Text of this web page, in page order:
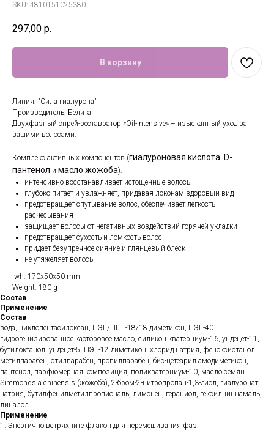
SKU: 4810151025380
297,00 р.
В корзину
Линия: "Сила гиалурона"
Производитель: Белита
Двухфазный спрей-реставратор «Oil-Intensive» – изысканный уход за
вашими волосами.
Комплекс активных компонентов (гиалуроновая кислота, D-
пантенол и масло жожоба):
интенсивно восстанавливает истощенные волосы
глубоко питает и увлажняет, придавая локонам здоровый вид
предотвращает спутывание волос, обеспечивает легкость
расчесывания
защищает волосы от негативных воздействий горячей укладки
предотвращает сухость и ломкость волос
придает безупречное сияние и глянцевый блеск
не утяжеляет волосы
lwh: 170x50x50 mm
Weight: 180 g
Состав
Применение
Состав
вода, циклопентасилоксан, ПЭГ/ППГ-18/18 диметикон, ПЭГ-40
гидрогенизированное касторовое масло, силикон кватерниум-16, ундецет-11,
бутилоктанол, ундецет-5, ПЭГ-12 диметикон, хлорид натрия, феноксиэтанол,
метилпарабен, этилпарабен, пропилпарабен, бис-цетеарил амодиметикон,
пантенол, парфюмерная композиция, поликватерниум-10, масло семян
Simmondsia chinensis (жожоба), 2-бром-2-нитропропан-1,3-диол, гиалуронат
натрия, бутилфенилметилпропиональ, лимонен, гераниол, гексилциннамаль,
линалол
Применение
1. Энергично встряхните флакон для перемешивания фаз.